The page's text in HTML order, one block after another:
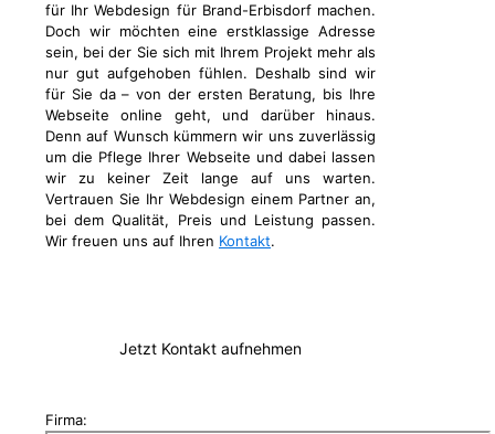
für Ihr Webdesign für Brand-Erbisdorf machen.
Doch wir möchten eine erstklassige Adresse
sein, bei der Sie sich mit Ihrem Projekt mehr als
nur gut aufgehoben fühlen. Deshalb sind wir
für Sie da – von der ersten Beratung, bis Ihre
Webseite online geht, und darüber hinaus.
Denn auf Wunsch kümmern wir uns zuverlässig
um die Pflege Ihrer Webseite und dabei lassen
wir zu keiner Zeit lange auf uns warten.
Vertrauen Sie Ihr Webdesign einem Partner an,
bei dem Qualität, Preis und Leistung passen.
Wir freuen uns auf Ihren Kontakt.
Jetzt Kontakt aufnehmen
Firma: